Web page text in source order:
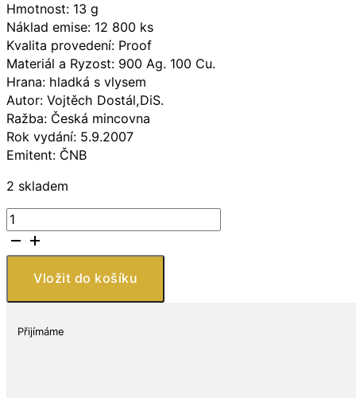
Hmotnost: 13 g
Náklad emise: 12 800 ks
Kvalita provedení: Proof
Materiál a Ryzost: 900 Ag. 100 Cu.
Hrana: hladká s vlysem
Autor: Vojtěch Dostál,DiS.
Ražba: Česká mincovna
Rok vydání: 5.9.2007
Emitent: ČNB
2 skladem
Stříbrná
mince
200
Novotná
100.
Vložit do košíku
Přijímáme